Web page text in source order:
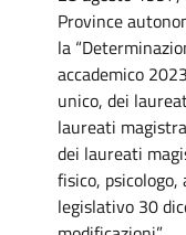
Province
la
accademico
unico, dei
laureati
dei laureati
fisico,
legislativo 30